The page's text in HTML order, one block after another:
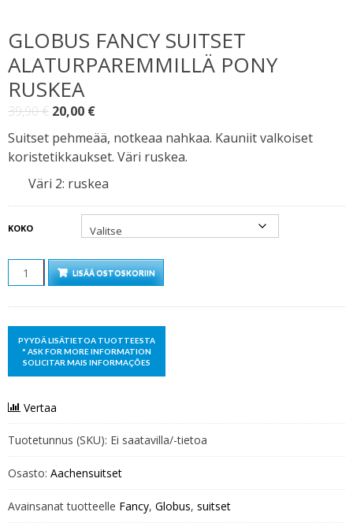
GLOBUS FANCY SUITSET
ALATURPAREMMILLÄ PONY
RUSKEA
39,90€ Alkuperäinen
hinta
oli:
39,90 €.
20,00 €Nykyinen
hinta
on:
20,00 €.
Suitset pehmeää, notkeaa nahkaa. Kauniit valkoiset
koristetikkaukset. Väri ruskea.
Väri 2: ruskea
KOKO
LISÄÄ OSTOSKORIIN
Vertaa
Tuotetunnus (SKU): Ei saatavilla/-tietoa
Osasto: Aachensuitset
Avainsanat tuotteelle Fancy, Globus, suitset